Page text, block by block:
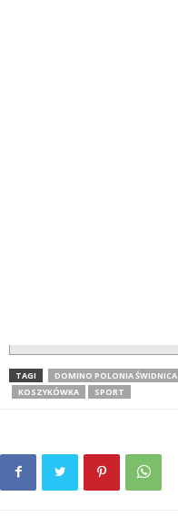
TAGI DOMINO POLONIA ŚWIDNICA
KOSZYKÓWKA
SPORT